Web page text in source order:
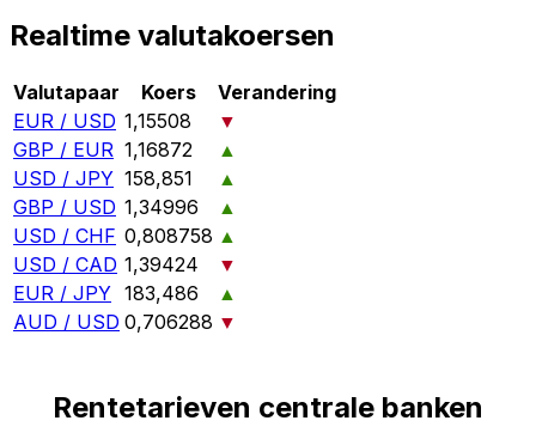
Realtime valutakoersen
Valutapaar Koers
Verandering
EUR / USD 1,15508
▼
GBP / EUR 1,16872
▲
USD / JPY 158,851
▲
GBP / USD 1,34996
▲
USD / CHF 0,808758 ▲
USD / CAD 1,39424
▼
EUR / JPY 183,486
▲
AUD / USD 0,706288 ▼
Rentetarieven centrale banken